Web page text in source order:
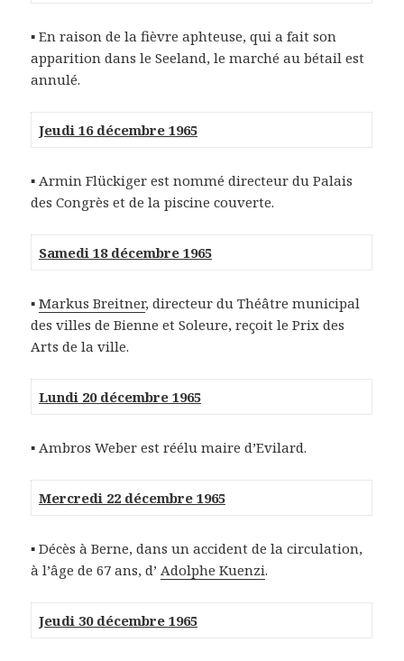
▪ En raison de la fièvre aphteuse, qui a fait son
apparition dans le Seeland, le marché au bétail est
annulé.
Jeudi 16 décembre 1965
▪ Armin Flückiger est nommé directeur du Palais
des Congrès et de la piscine couverte.
Samedi 18 décembre 1965
▪Markus Breitner, directeur du Théâtre municipal
des villes de Bienne et Soleure, reçoit le Prix des
Arts de la ville.
Lundi 20 décembre 1965
▪ Ambros Weber est réélu maire d’Evilard.
Mercredi 22 décembre 1965
▪ Décès à Berne, dans un accident de la circulation,
à l’âge de 67 ans, d’Adolphe Kuenzi.
Jeudi 30 décembre 1965